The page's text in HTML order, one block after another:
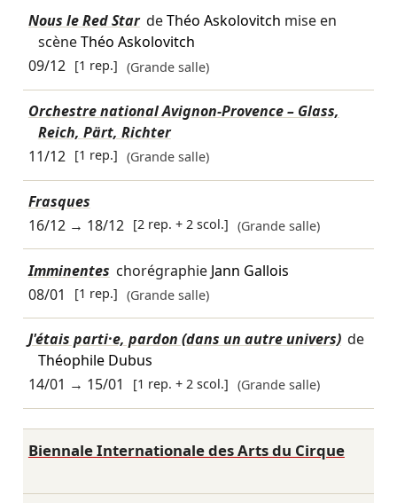
Nous le Red Star deThéo Askolovitch mise en
scèneThéo Askolovitch
09/12 [1 rep.] (Grande salle)
Orchestre national Avignon-Provence – Glass,
Reich, Pärt, Richter
11/12 [1 rep.] (Grande salle)
Frasques
16/12→ 18/12 [2 rep. + 2 scol.] (Grande salle)
Imminentes chorégraphie Jann Gallois
08/01
[1 rep.] (Grande salle)
J'étais parti·e, pardon (dans un autre univers) de
Théophile Dubus
14/01 → 15/01 [1 rep. + 2 scol.] (Grande salle)
Biennale Internationale des Arts du Cirque